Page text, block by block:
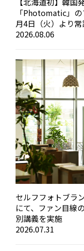
「Photomatic」
月4日（火）より
2026.08.06
セルフフォトブラ
にて、ファン目線
別講義を実施
2026.07.31